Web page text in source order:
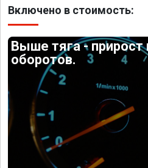
Включено в стоимость:
Выше тяга - прирост
оборотов.